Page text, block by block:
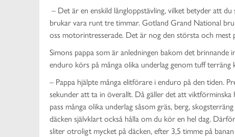
– Det är en enskild långloppstävling, vilket betyder att
brukar vara runt tre timmar. Gotland Grand National
oss motorintresserade. Det är nog den största och mest
Simons pappa som är anledningen bakom det
enduro körs på många olika underlag genom tuff
– Pappa hjälpte många elitförare i enduro på den tiden.
sekunder att ta in överallt. Då gäller det att
pass många olika underlag såsom gräs, berg,
däcken självklart också hålla om du kör en hel dag.
sliter otroligt mycket på däcken, efter 3,5 timme på